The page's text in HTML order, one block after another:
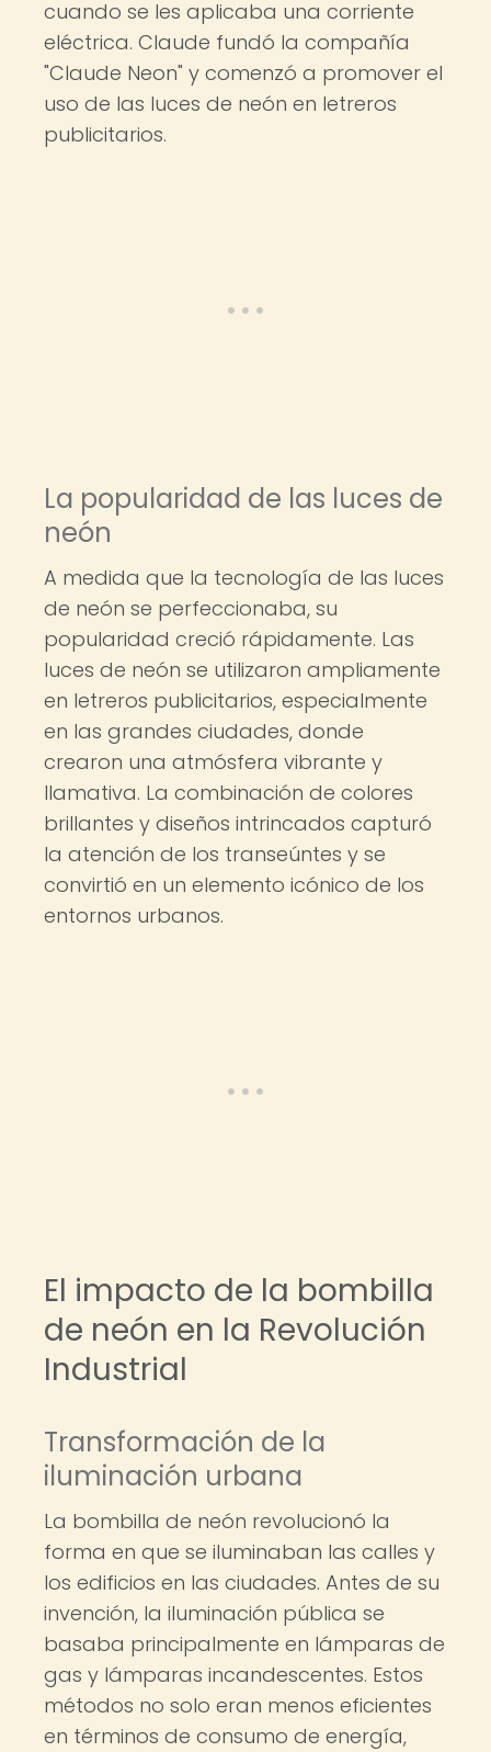
cuando se les aplicaba una corriente
eléctrica. Claude fundó la compañía
"Claude Neon" y comenzó a promover el
uso de las luces de neón en letreros
publicitarios.
La popularidad de las luces de
neón
A medida que la tecnología de las luces
de neón se perfeccionaba, su
popularidad creció rápidamente. Las
luces de neón se utilizaron ampliamente
en letreros publicitarios, especialmente
en las grandes ciudades, donde
crearon una atmósfera vibrante y
llamativa. La combinación de colores
brillantes y diseños intrincados capturó
la atención de los transeúntes y se
convirtió en un elemento icónico de los
entornos urbanos.
El impacto de la bombilla
de neón en la Revolución
Industrial
Transformación de la
iluminación urbana
La bombilla de neón revolucionó la
forma en que se iluminaban las calles y
los edificios en las ciudades. Antes de su
invención, la iluminación pública se
basaba principalmente en lámparas de
gas y lámparas incandescentes. Estos
métodos no solo eran menos eficientes
en términos de consumo de energía,